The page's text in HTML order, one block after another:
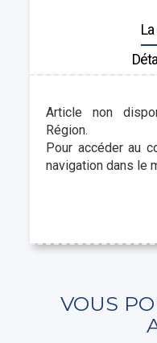
Article non
Région.
Pour accéder au
navigation dans le
VOUS